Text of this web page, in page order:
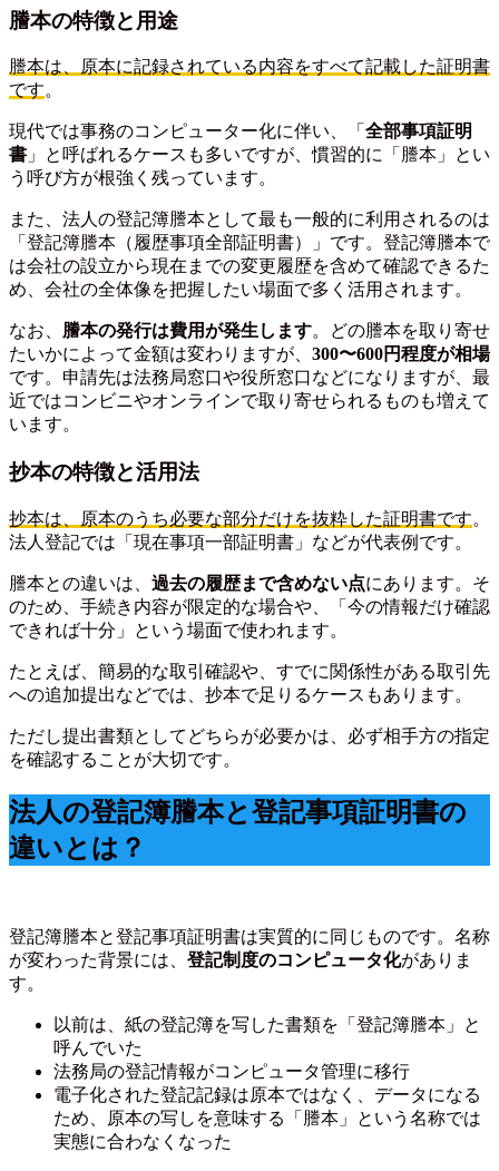
謄本の特徴と用途
謄本は、原本に記録されている内容をすべて記載した証明書
です。
現代では事務のコンピューター化に伴い、「 全部事項証明
書 」と呼ばれるケースも多いですが、慣習的に「謄本」とい
う呼び方が根強く残っています。
また、法人の登記簿謄本として最も一般的に利用されるのは
「登記簿謄本（履歴事項全部証明書）」です。登記簿謄本で
は会社の設立から現在までの変更履歴を含めて確認できるた
め、会社の全体像を把握したい場面で多く活用されます。
なお、 謄本の発行は費用が発生します。どの謄本を取り寄せ
たいかによって金額は変わりますが、 300〜600円程度が相場
です。申請先は法務局窓口や役所窓口などになりますが、最
近ではコンビニやオンラインで取り寄せられるものも増えて
います。
抄本の特徴と活用法
抄本は、原本のうち必要な部分だけを抜粋した証明書です。
法人登記では「現在事項一部証明書」などが代表例です。
謄本との違いは、 過去の履歴まで含めない点にあります。そ
のため、手続き内容が限定的な場合や、「今の情報だけ確認
できれば十分」という場面で使われます。
たとえば、簡易的な取引確認や、すでに関係性がある取引先
への追加提出などでは、抄本で足りるケースもあります。
ただし提出書類としてどちらが必要かは、必ず相手方の指定
を確認することが大切です。
法人の登記簿謄本と登記事項証明書の
違いとは？
登記簿謄本と登記事項証明書は実質的に同じものです。名称
が変わった背景には、 登記制度のコンピュータ化がありま
す。
以前は、紙の登記簿を写した書類を「登記簿謄本」と
呼んでいた
法務局の登記情報がコンピュータ管理に移行
電子化された登記記録は原本ではなく、データになる
ため、原本の写しを意味する「謄本」という名称では
実態に合わなくなった